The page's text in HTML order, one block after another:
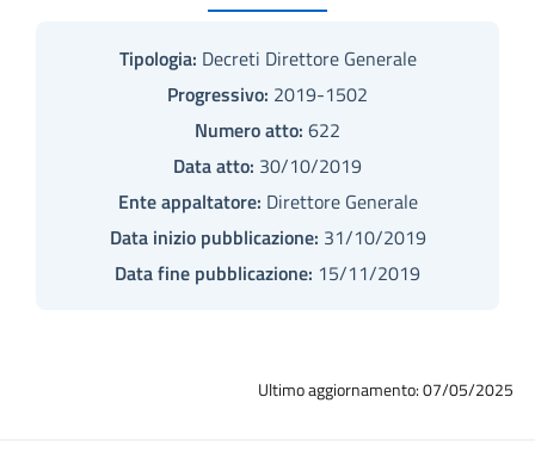
Tipologia: Decreti Direttore Generale
Progressivo: 2019-1502
Numero atto: 622
Data atto: 30/10/2019
Ente appaltatore: Direttore Generale
Data inizio pubblicazione: 31/10/2019
Data fine pubblicazione: 15/11/2019
Ultimo aggiornamento: 07/05/2025